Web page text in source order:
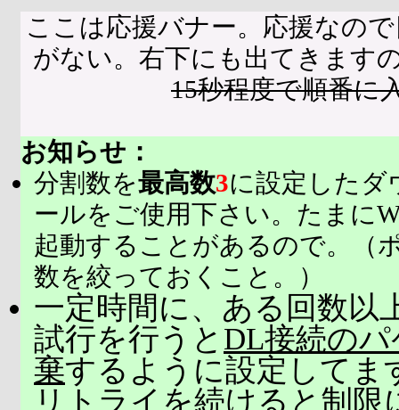
ここは応援バナー。応援なの
がない。右下にも出てきます
15秒程度で順番に
お知らせ：
分割数を最高数3に設定したダ
ールをご使用下さい。たまに
起動することがあるので。（
数を絞っておくこと。）
一定時間に、ある回数以
試行を行うと DL接続の
棄するように設定してま
リトライを続けると制限